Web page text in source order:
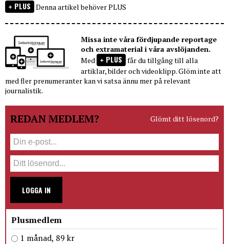
PLUS Denna artikel behöver PLUS
Missa inte våra fördjupande reportage
och extramaterial i våra avslöjanden.
Med
PLUS får du tillgång till alla
artiklar, bilder och videoklipp. Glöm inte att
med fler prenumeranter kan vi satsa ännu mer på relevant
journalistik.
REDAN MEDLEM? Glömt ditt lösenord?
LOGGA IN
Plusmedlem
1 månad, 89 kr